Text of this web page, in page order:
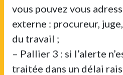
vous pouvez vous
externe : procureur,
du travail ;
– Pallier 3 : si l’alerte
traitée dans un délai